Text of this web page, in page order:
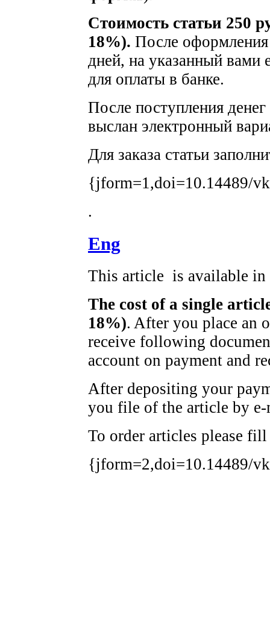
Стоимость статьи 250
18%). После оформления
дней, на указанный вами
для оплаты в банке.
После поступления денег
выслан электронный
Для заказа статьи
{jform=1,doi=10.14489/
.
Eng
This article is available in
The cost of a single
18%). After you place an
receive following
account on payment and
After depositing your
you file of the article by
To order articles please
{jform=2,doi=10.14489/